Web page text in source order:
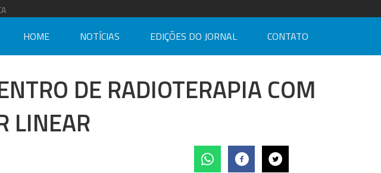
HOME NOTÍCIAS EDIÇÕES DO JORNAL CONTATO
DE RADIOTERAPIA COM
LINEAR